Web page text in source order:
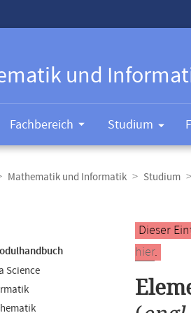
und
Fachbereich Studium
Mathematik und Informatik Studium
Science
Hauptinhalt
Dieser
hier.